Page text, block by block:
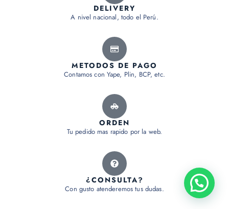
DELIVERY
A nivel nacional, todo el Perú.
METODOS DE PAGO
Contamos con Yape, Plin, BCP, etc.
ORDEN
Tu pedido mas rapido por la web.
¿CONSULTA?
Con gusto atenderemos tus dudas.